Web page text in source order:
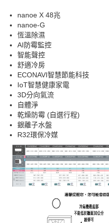
nanoe X 48兆
nanoe-G
恆溫除濕
AI防霉監控
智能聲控
舒適冷房
ECONAVI智慧節能科技
IoT智慧健康家電
3D分向氣流
自體淨
乾燥防霉 (自選行程)
銀離子水盤
R32環保冷媒